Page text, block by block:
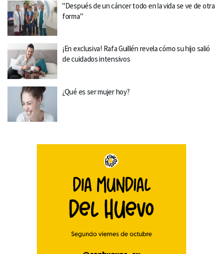
"Después de un cáncer todo en la vida se ve de otra
forma"
¡En exclusiva! Rafa Guillén revela cómo su hijo salió
de cuidados intensivos
¿Qué es ser mujer hoy?